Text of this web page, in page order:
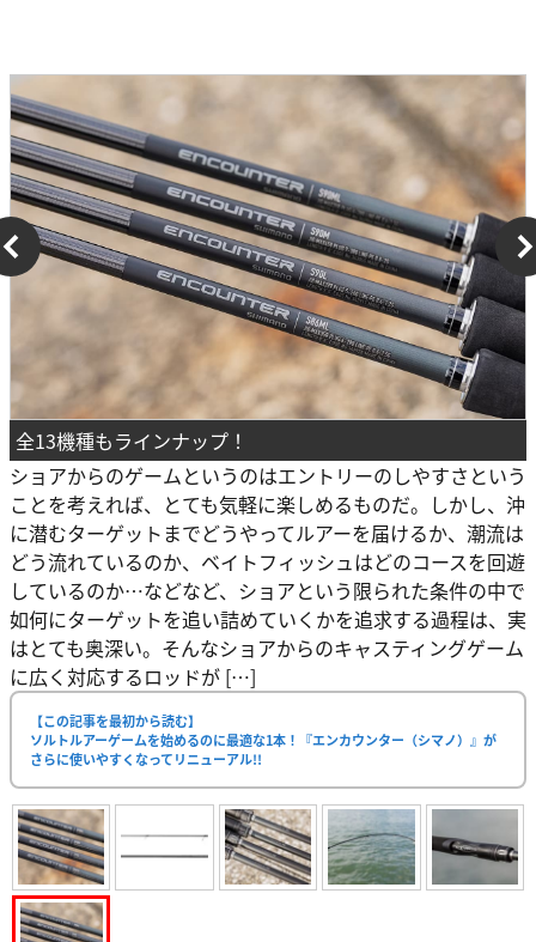
全13機種もラインナップ！
ショアからのゲームというのはエントリーのしやすさという
ことを考えれば、とても気軽に楽しめるものだ。しかし、沖
に潜むターゲットまでどうやってルアーを届けるか、潮流は
どう流れているのか、ベイトフィッシュはどのコースを回遊
しているのか…などなど、ショアという限られた条件の中で
如何にターゲットを追い詰めていくかを追求する過程は、実
はとても奥深い。そんなショアからのキャスティングゲーム
に広く対応するロッドが […]
【この記事を最初から読む】
ソルトルアーゲームを始めるのに最適な1本！『エンカウンター（シマノ）』が
さらに使いやすくなってリニューアル!!